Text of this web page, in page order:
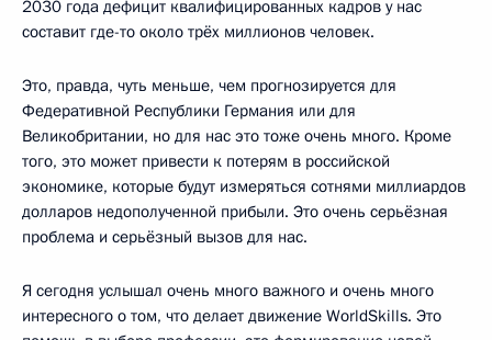
2030 года дефицит квалифицированных кадров у нас
составит где-то около трёх миллионов человек.
Это, правда, чуть меньше, чем прогнозируется для
Федеративной Республики Германия или для
Великобритании, но для нас это тоже очень много. Кроме
того, это может привести к потерям в российской
экономике, которые будут измеряться сотнями миллиардов
долларов недополученной прибыли. Это очень серьёзная
проблема и серьёзный вызов для нас.
Я сегодня услышал очень много важного и очень много
интересного о том, что делает движение WorldSkills. Это